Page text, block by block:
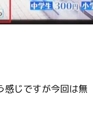
感じですが今回は無